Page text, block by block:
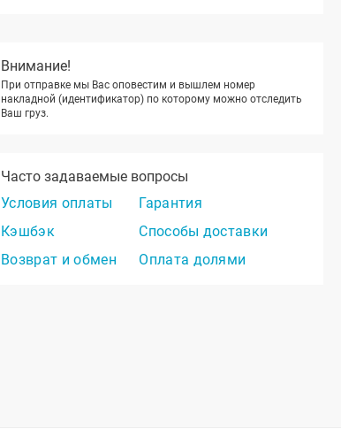
Внимание!
При отправке мы Вас оповестим и вышлем номер
накладной (идентификатор) по которому можно отследить
Ваш груз.
Часто задаваемые вопросы
Условия оплаты
Гарантия
Кэшбэк
Способы доставки
Возврат и обмен
Оплата долями